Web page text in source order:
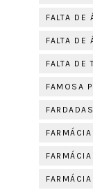
FALTA DE
FALTA DE
FALTA DE
FAMOSA
FARDADAS